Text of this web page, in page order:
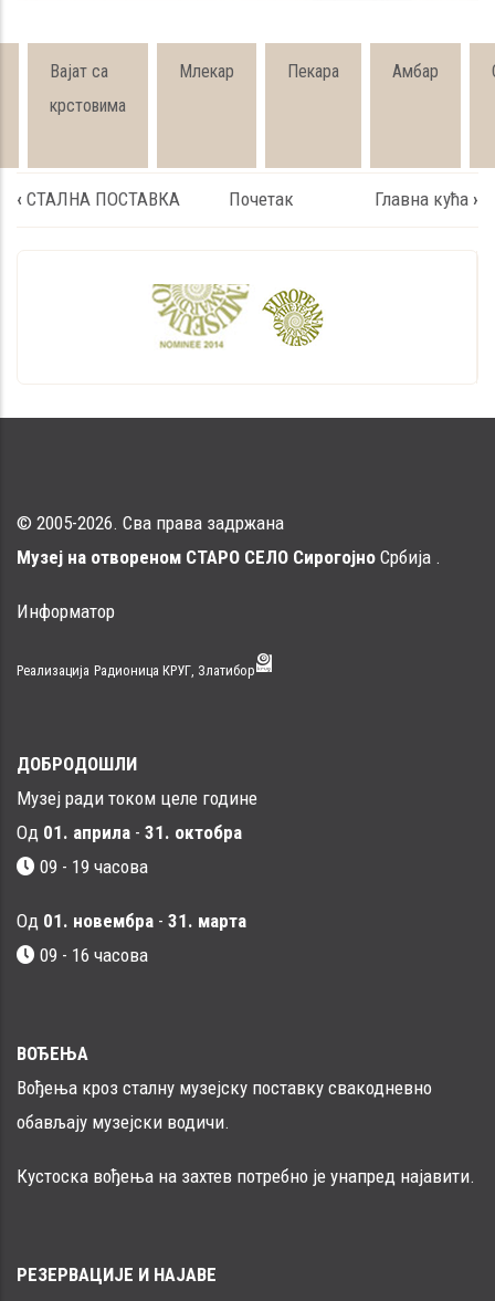
Вајат са
крстовима
Млекар Пекара Амбар
Book
‹ СТАЛНА ПОСТАВКА Почетак Главна кућа ›
© 2005-2026. Сва права задржана
Музеј на отвореном СТАРО СЕЛО Сирогојно Србија .
Информатор
Реализација Радионица КРУГ, Златибор
ДОБРОДОШЛИ
Музеј ради током целе године
Од 01. априла - 31. октобра
09 - 19 часова
Од 01. новембра - 31. марта
09 - 16 часовa
ВОЂЕЊА
Вођења кроз сталну музејску поставку свакодневно
обављају музејски водичи.
Кустоска вођења на захтев потребно је унапред најавити.
РЕЗЕРВАЦИЈЕ И НАЈАВЕ